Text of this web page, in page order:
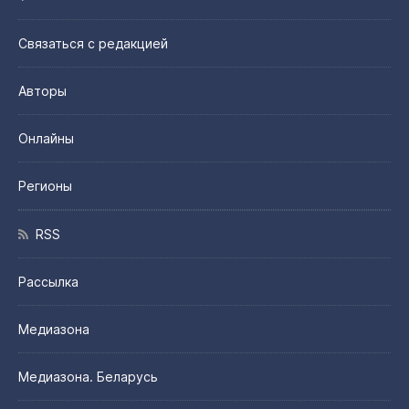
Связаться с редакцией
Авторы
Онлайны
Регионы
RSS
Рассылка
Медиазона
Медиазона. Беларусь